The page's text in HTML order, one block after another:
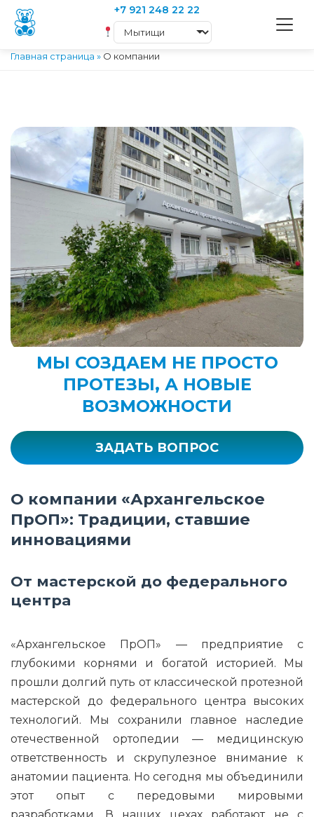
+7 921 248 22 22
Главная страница » О компании
МЫ СОЗДАЕМ НЕ ПРОСТО
ПРОТЕЗЫ, А НОВЫЕ
ВОЗМОЖНОСТИ
ЗАДАТЬ ВОПРОС
О компании «Архангельское
ПрОП»: Традиции, ставшие
инновациями
От мастерской до федерального
центра
«Архангельское ПрОП» — предприятие с
глубокими корнями и богатой историей. Мы
прошли долгий путь от классической протезной
мастерской до федерального центра высоких
технологий. Мы сохранили главное наследие
отечественной ортопедии — медицинскую
ответственность и скрупулезное внимание к
анатомии пациента. Но сегодня мы объединили
этот опыт с передовыми мировыми
разработками. В наших цехах работают не с